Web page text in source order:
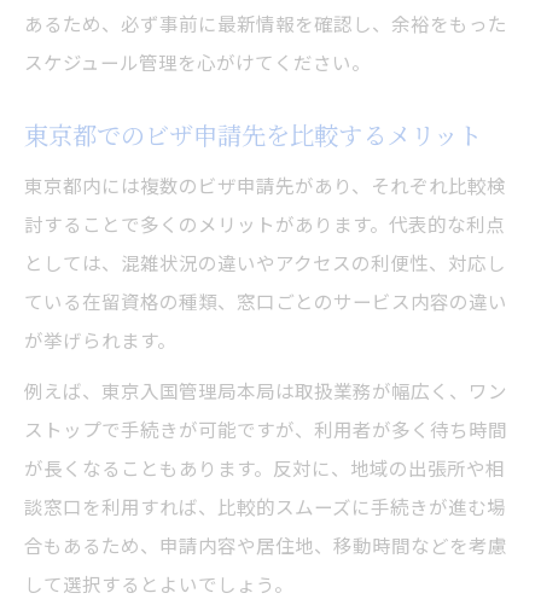
あるため、必ず事前に最新情報を確認し、余裕をもった
スケジュール管理を心がけてください。
東京都でのビザ申請先を比較するメリット
東京都内には複数のビザ申請先があり、それぞれ比較検
討することで多くのメリットがあります。代表的な利点
としては、混雑状況の違いやアクセスの利便性、対応し
ている在留資格の種類、窓口ごとのサービス内容の違い
が挙げられます。
例えば、東京入国管理局本局は取扱業務が幅広く、ワン
ストップで手続きが可能ですが、利用者が多く待ち時間
が長くなることもあります。反対に、地域の出張所や相
談窓口を利用すれば、比較的スムーズに手続きが進む場
合もあるため、申請内容や居住地、移動時間などを考慮
して選択するとよいでしょう。